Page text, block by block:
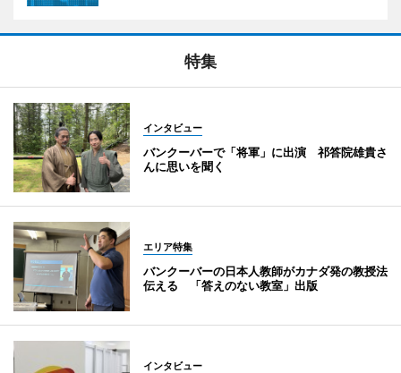
特集
インタビュー
バンクーバーで「将軍」に出演 祁答院雄貴さ
んに思いを聞く
エリア特集
バンクーバーの日本人教師がカナダ発の教授法
伝える 「答えのない教室」出版
インタビュー